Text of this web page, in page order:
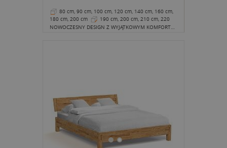
80 cm, 90 cm, 100 cm, 120 cm, 140 cm, 160 cm,
180 cm, 200 cm
190 cm, 200 cm, 210 cm, 220
cm
41 cm NOWOCZESNY DESIGN Z WYJĄTKOWYM KOMFORTEM